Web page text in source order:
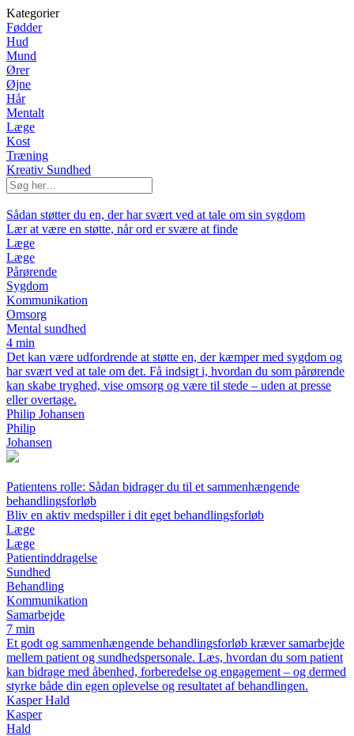
Kategorier
Fødder
Hud
Mund
Ører
Øjne
Hår
Mentalt
Læge
Kost
Træning
Kreativ Sundhed
Sådan støtter du en, der har svært ved at tale om sin sygdom
Lær at være en støtte, når ord er svære at finde
Læge
Læge
Pårørende
Sygdom
Kommunikation
Omsorg
Mental sundhed
4 min
Det kan være udfordrende at støtte en, der kæmper med sygdom og
har svært ved at tale om det. Få indsigt i, hvordan du som pårørende
kan skabe tryghed, vise omsorg og være til stede – uden at presse
eller overtage.
Philip Johansen
Philip
Johansen
Patientens rolle: Sådan bidrager du til et sammenhængende
behandlingsforløb
Bliv en aktiv medspiller i dit eget behandlingsforløb
Læge
Læge
Patientinddragelse
Sundhed
Behandling
Kommunikation
Samarbejde
7 min
Et godt og sammenhængende behandlingsforløb kræver samarbejde
mellem patient og sundhedspersonale. Læs, hvordan du som patient
kan bidrage med åbenhed, forberedelse og engagement – og dermed
styrke både din egen oplevelse og resultatet af behandlingen.
Kasper Hald
Kasper
Hald